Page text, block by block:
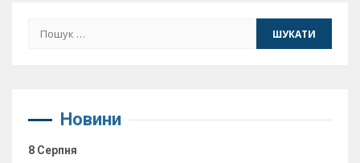
Пошук:
Новини
8 Серпня